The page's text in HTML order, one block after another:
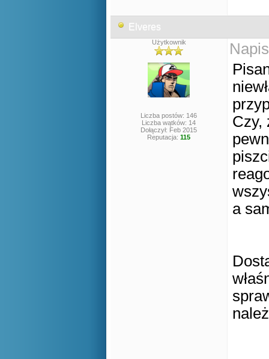
Elveres
Użytkownik
Liczba postów: 146
Liczba wątków: 14
Dołączył: Feb 2015
Reputacja: 115
Czy,
a